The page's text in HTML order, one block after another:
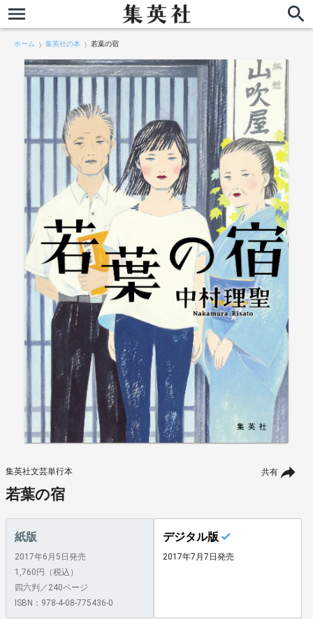
ホーム 集英社の本 若葉の宿
共有
集英社文芸単行本
若葉の宿
紙版
2017年6月5日発売
1,760円（税込）
四六判／240ページ
ISBN：978-4-08-775436-0
デジタル版
2017年7月7日発売